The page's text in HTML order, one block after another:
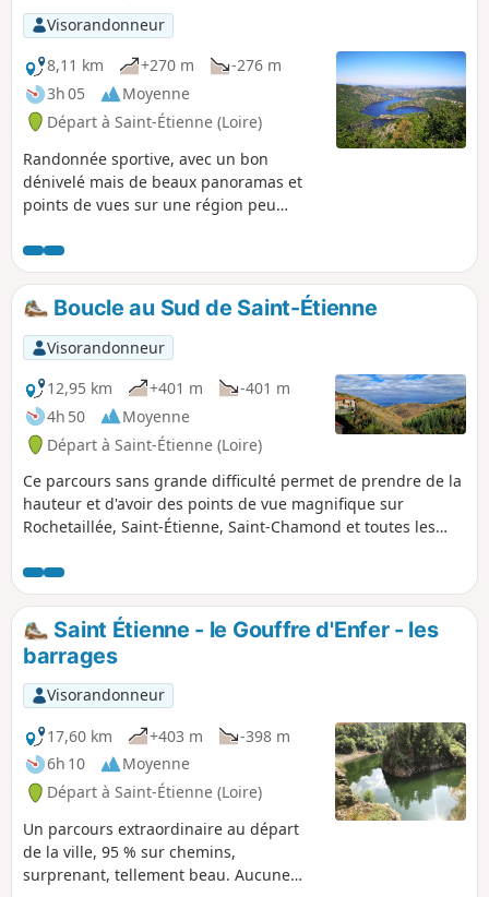
Visorandonneur
8,11 km
+270 m
-276 m
3h 05
Moyenne
Départ à Saint-Étienne (Loire)
Randonnée sportive, avec un bon
dénivelé mais de beaux panoramas et
points de vues sur une région peu
quelques efforts.
Boucle au Sud de Saint-Étienne
Visorandonneur
12,95 km
+401 m
-401 m
4h 50
Moyenne
Départ à Saint-Étienne (Loire)
Ce parcours sans grande difficulté permet de prendre de la
hauteur et d'avoir des points de vue magnifique sur
Rochetaillée, Saint-Étienne, Saint-Chamond et toutes les
Les parfums vous envahissent et les paysages sont
somptueux.
Saint Étienne - le Gouffre d'Enfer - les
barrages
Visorandonneur
17,60 km
+403 m
-398 m
6h 10
Moyenne
Départ à Saint-Étienne (Loire)
Un parcours extraordinaire au départ
de la ville, 95 % sur chemins,
surprenant, tellement beau. Aucune